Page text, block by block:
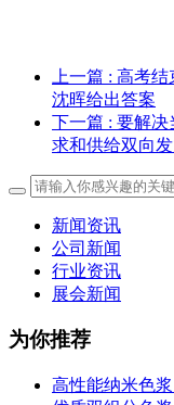
上一篇 : 高考结
沈晖给出答案
下一篇 : 要解
求和供给双向
新闻资讯
公司新闻
行业资讯
展会新闻
为你推荐
高性能纳米色